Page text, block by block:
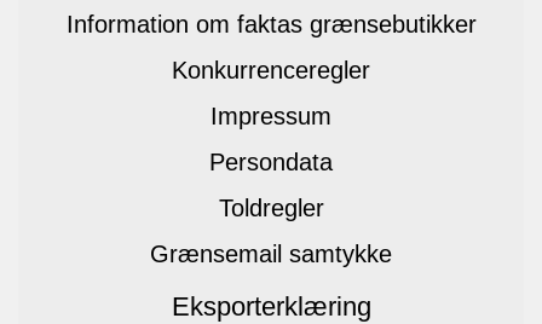
Information om faktas grænsebutikker
Konkurrenceregler
Impressum
Persondata
Toldregler
Grænsemail samtykke
Eksporterklæring